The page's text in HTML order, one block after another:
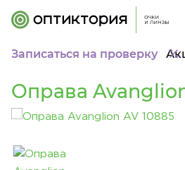
Записаться на проверку
Оправа